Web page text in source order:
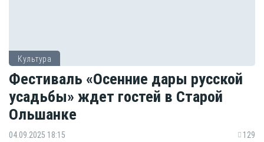
Культура
Фестиваль «Осенние дары русской
усадьбы» ждет гостей в Старой
Ольшанке
04.09.2025 18:15 129